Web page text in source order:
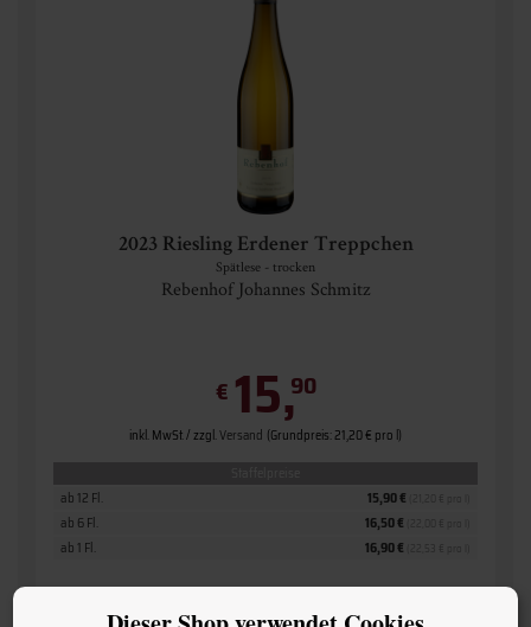
2023 Riesling Erdener Treppchen
Spätlese - trocken
Rebenhof Johannes Schmitz
€ 15,90
inkl. MwSt. / zzgl.Versand (Grundpreis: 21,20 € pro l)
ab 1 Fl. 16,90 €
ab 6 Fl. 16,50 €
ab 12 Fl. 15,90 €